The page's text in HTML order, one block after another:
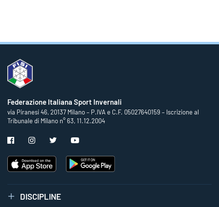
Federazione Italiana Sport Invernali
via Piranesi 46, 20137 Milano – P.IVA e C.F. 05027640159 – Iscrizione al
Tribunale di Milano n° 63, 11.12.2004
DISCIPLINE